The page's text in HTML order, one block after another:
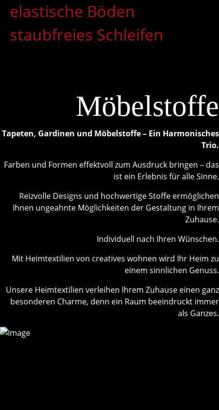
elastische Böden
staubfreies Schleifen
Möbelstoffe
Tapeten, Gardinen und Möbelstoffe – Ein Harmonisches
Trio.
Farben und Formen effektvoll zum Ausdruck bringen – das
ist ein Erlebnis für alle Sinne.
Reizvolle Designs und hochwertige Stoffe ermöglichen
Ihnen ungeahnte Möglichkeiten der Gestaltung in Ihrem
Zuhause.
Individuell nach Ihren Wünschen.
Mit Heimtextilien von creatives wohnen wird Ihr Heim zu
einem sinnlichen Genuss.
Unsere Heimtextilien verleihen Ihrem Zuhause einen ganz
besonderen Charme, denn ein Raum beeindruckt immer
als Ganzes.